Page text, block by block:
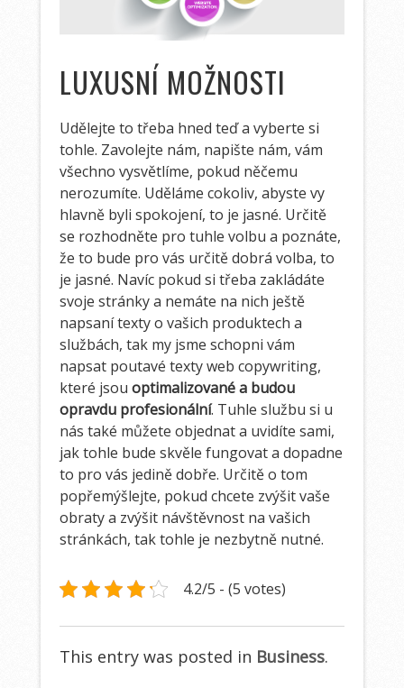
LUXUSNÍ MOŽNOSTI
Udělejte to třeba hned teď a vyberte si
tohle. Zavolejte nám, napište nám, vám
všechno vysvětlíme, pokud něčemu
nerozumíte. Uděláme cokoliv, abyste vy
hlavně byli spokojení, to je jasné. Určitě
se rozhodněte pro tuhle volbu a poznáte,
že to bude pro vás určitě dobrá volba, to
je jasné. Navíc pokud si třeba zakládáte
svoje stránky a nemáte na nich ještě
napsaní texty o vašich produktech a
službách, tak my jsme schopni vám
napsat poutavé texty web copywriting,
které jsouoptimalizované a budou
opravdu profesionální. Tuhle službu si u
nás také můžete objednat a uvidíte sami,
jak tohle bude skvěle fungovat a dopadne
to pro vás jedině dobře. Určitě o tom
popřemýšlejte, pokud chcete zvýšit vaše
obraty a zvýšit návštěvnost na vašich
stránkách, tak tohle je nezbytně nutné.
4.2/5 - (5 votes)
This entry was posted in Business.